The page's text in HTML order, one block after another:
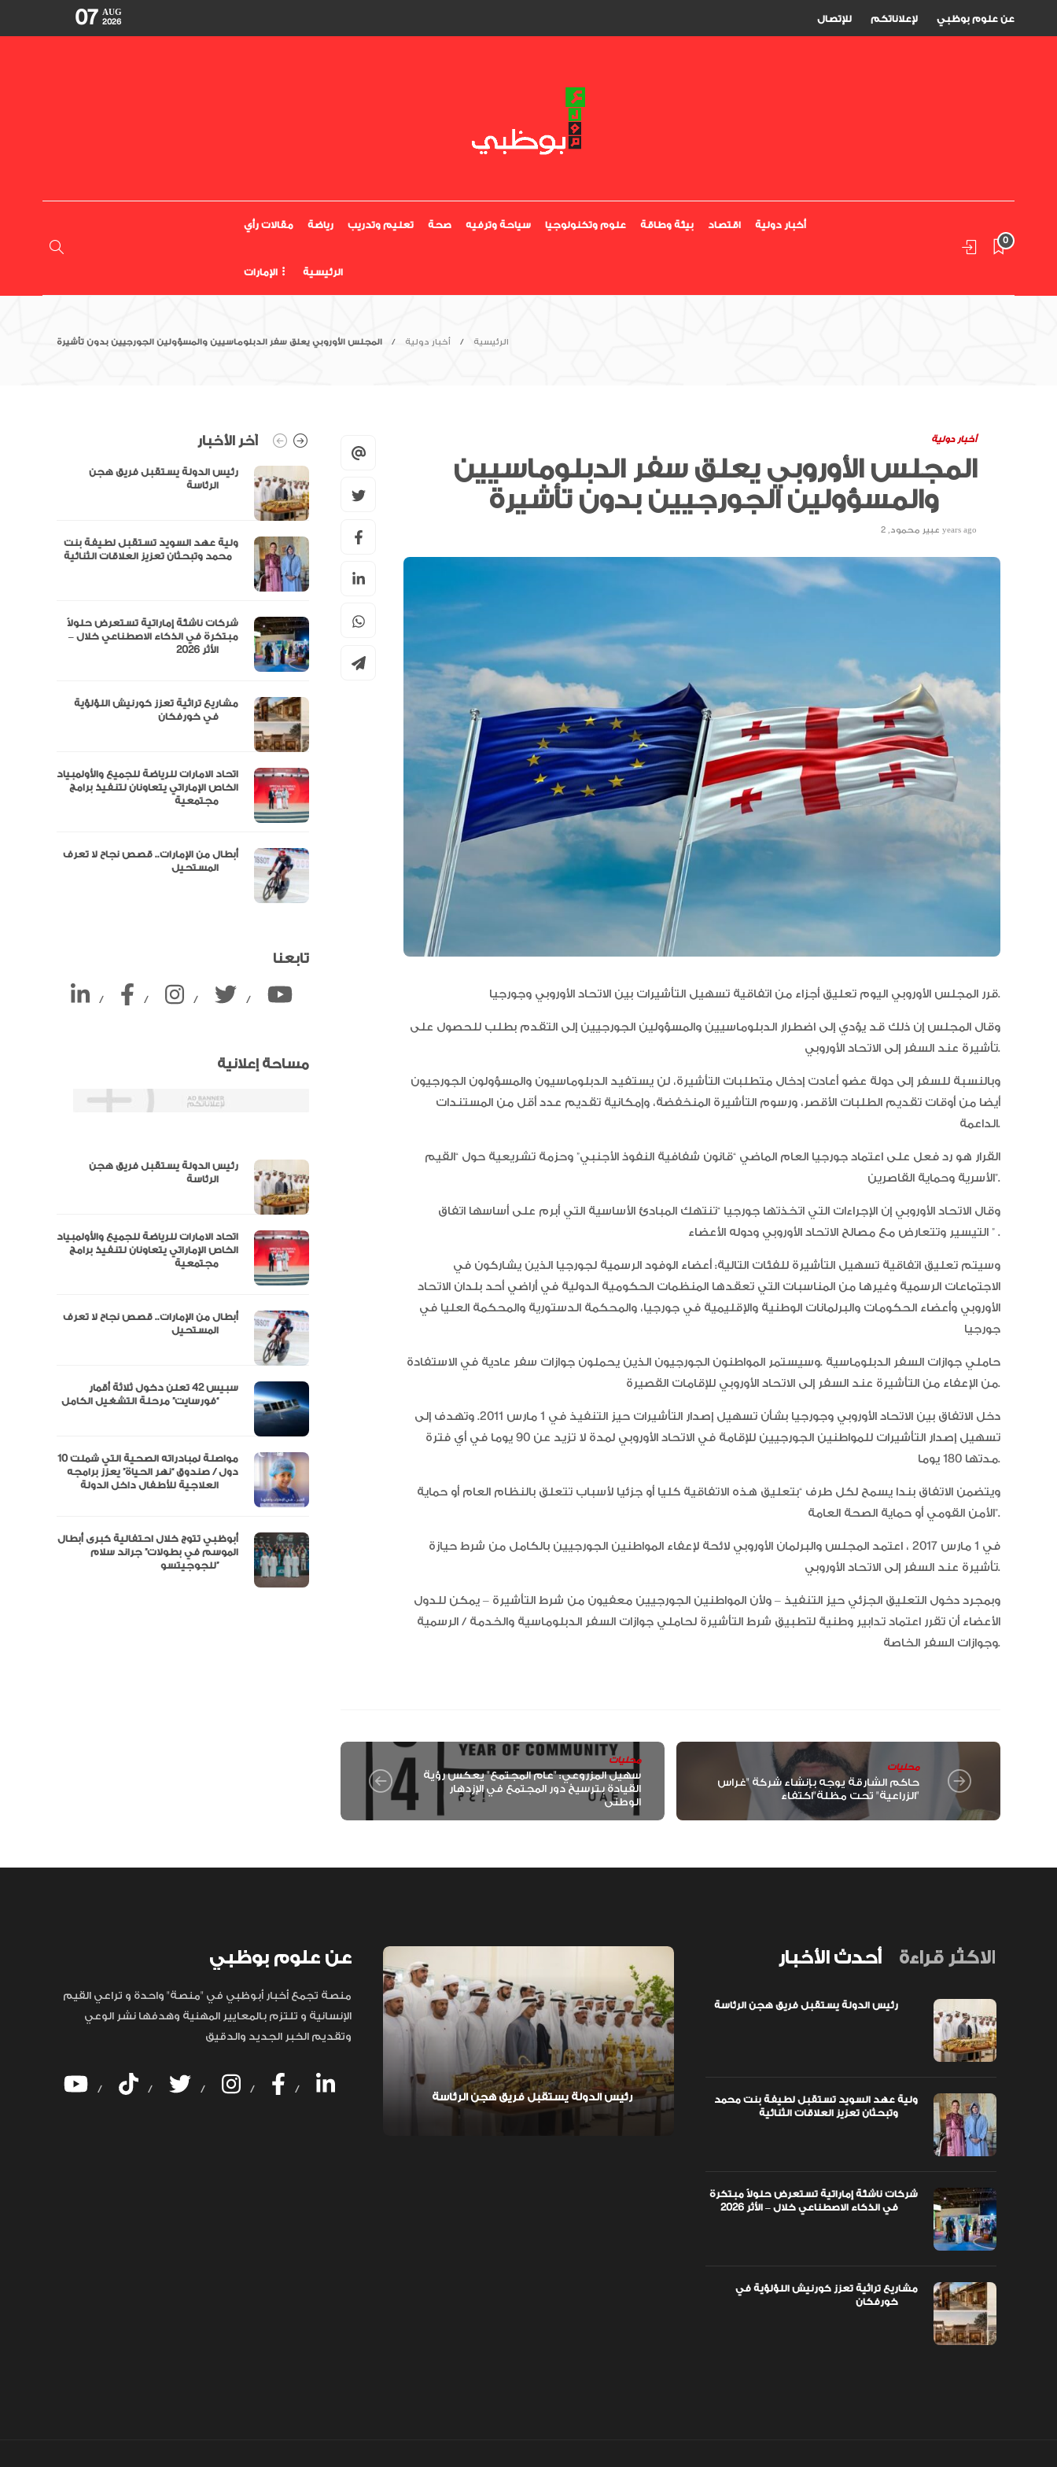
للإتصال لإعلاناتكم عن علوم بوظبي 07 AUG
2026
مقالات رأي رياضة تعليم وتدريب صحة سياحة وترفيه علوم وتكنولوجيا بيئة وطاقة اقتصاد أخبار دولية
الإمارات الرئيسية
0
الرئيسية أخبار دولية المجلس الأوروبي يعلق سفر الدبلوماسيين والمسؤولين الجورجيين بدون تأشيرة
أخبار دولية
المجلس الأوروبي يعلق سفر الدبلوماسيين
والمسؤولين الجورجيين بدون تأشيرة
عبير محمود, 2 years ago
قرر المجلس الأوروبي اليوم تعليق أجزاء من اتفاقية تسهيل التأشيرات بين الاتحاد الأوروبي وجورجيا.
وقال المجلس إن ذلك قد يؤدي إلى اضطرار الدبلوماسيين والمسؤولين الجورجيين إلى التقدم بطلب للحصول على
تأشيرة عند السفر إلى الاتحاد الأوروبي.
وبالنسبة للسفر إلى دولة عضو أعادت إدخال متطلبات التأشيرة، لن يستفيد الدبلوماسيون والمسؤولون الجورجيون
أيضا من أوقات تقديم الطلبات الأقصر، ورسوم التأشيرة المنخفضة، وإمكانية تقديم عدد أقل من المستندات
الداعمة.
القرار هو رد فعل على اعتماد جورجيا العام الماضي “قانون شفافية النفوذ الأجنبي” وحزمة تشريعية حول “القيم
الأسرية وحماية القاصرين”.
وقال الاتحاد الأوروبي إن الإجراءات التي اتخذتها جورجيا “تنتهك المبادئ الأساسية التي أبرم على أساسها اتفاق
التيسير وتتعارض مع مصالح الاتحاد الأوروبي ودوله الأعضاء ” .
وسيتم تعليق اتفاقية تسهيل التأشيرة للفئات التالية: أعضاء الوفود الرسمية لجورجيا الذين يشاركون في
الاجتماعات الرسمية وغيرها من المناسبات التي تعقدها المنظمات الحكومية الدولية في أراضي أحد بلدان الاتحاد
الأوروبي وأعضاء الحكومات والبرلمانات الوطنية والإقليمية في جورجيا، والمحكمة الدستورية والمحكمة العليا في
جورجيا
حاملي جوازات السفر الدبلوماسية .وسيستمر المواطنون الجورجيون الذين يحملون جوازات سفر عادية في الاستفادة
من الإعفاء من التأشيرة عند السفر إلى الاتحاد الأوروبي للإقامات القصيرة.
دخل الاتفاق بين الاتحاد الأوروبي وجورجيا بشأن تسهيل إصدار التأشيرات حيز التنفيذ في 1 مارس 2011. وتهدف إلى
تسهيل إصدار التأشيرات للمواطنين الجورجيين للإقامة في الاتحاد الأوروبي لمدة لا تزيد عن 90 يوما في أي فترة
مدتها 180 يوما.
ويتضمن الاتفاق بندا يسمح لكل طرف “بتعليق هذه الاتفاقية كليا أو جزئيا لأسباب تتعلق بالنظام العام أو حماية
الأمن القومي أو حماية الصحة العامة”.
في 1 مارس 2017 ، اعتمد المجلس والبرلمان الأوروبي لائحة لإعفاء المواطنين الجورجيين بالكامل من شرط حيازة
تأشيرة عند السفر إلى الاتحاد الأوروبي.
وبمجرد دخول التعليق الجزئي حيز التنفيذ – ولأن المواطنين الجورجيين معفيون من شرط التأشيرة – يمكن للدول
الأعضاء أن تقرر اعتماد تدابير وطنية لتطبيق شرط التأشيرة لحاملي جوازات السفر الدبلوماسية والخدمة / الرسمية
وجوازات السفر الخاصة.
محليات
سهيل المزروعي: "عام المجتمع" يعكس رؤية
القيادة بترسيخ دور المجتمع في الإزدهار
الوطني
محليات
حاكم الشارقة يوجه بإنشاء شركة "غراس
الزراعية" تحت مظلة"اكتفاء"
آخر الأخبار
رئيس الدولة يستقبل فريق هجن
ولية عهد السويد تستقبل لطيفة بنت
شركات ناشئة إماراتية تستعرض حلولاً
مبتكرة في الذكاء الاصطناعي خلال –
مشاريع تراثية تعزز كورنيش اللؤلؤية
اتحاد الامارات للرياضة للجميع والأولمبياد
الخاص الإماراتي يتعاونان لتنفيذ برامج
أبطال من الإمارات.. قصص نجاح لا تعرف
سوق دبي المالي يحصل على اعتراف
هيئة الرقابة على الأسواق المالية
السويسرية كمنصة تداول أجنبية
المركزي
مجلس الأعمال الإماراتي الهندي:
العلاقات الاقتصادية والاستثمارية بين
البلدين تشهد نموا متسارعا
تابعنا
/ / / /
مساحة إعلانية
رئيس الدولة يستقبل فريق هجن
اتحاد الامارات للرياضة للجميع والأولمبياد
الخاص الإماراتي يتعاونان لتنفيذ برامج
أبطال من الإمارات.. قصص نجاح لا تعرف
سبيس 42 تعلن دخول ثلاثة أقمار
“فورسايت” مرحلة التشغيل الكامل
مواصلة لمبادراته الصحية التي شملت 10
دول / صندوق “نهر الحياة” يعزز برامجه
أبوظبي تتوج خلال احتفالية كبرى أبطال
الموسم في بطولات” جراند سلام
للجوجيتسو”
الأدوية المبتكرة لتعزيز صحة المجتمع
الخيل العربية بزيادة بطولاتها المصنفة
ضمن الفئة “A”
عن علوم بوظبي
منصة تجمع أخبار أبوظبي في "منصة" واحدة و تراعي القيم
الإنسانية و تلتزم بالمعايير المهنية وهدفها نشر الوعي
وتقديم الخبر الجديد والدقيق
/ / / / /
رئيس الدولة يستقبل فريق هجن الرئاسة
أحدث الأخبار الاكثر قراءة
ولية عهد السويد تستقبل لطيفة بنت محمد
شركات ناشئة إماراتية تستعرض حلولاً مبتكرة
مشاريع تراثية تعزز كورنيش اللؤلؤية في